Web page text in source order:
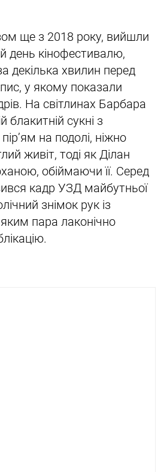
ще з 2018 року, вийшли
день кінофестивалю,
декілька хвилин перед
у якому показали
На світлинах Барбара
блакитній сукні з
на подолі, ніжно
живіт, тоді як Ділан
обіймаючи її. Серед
кадр УЗД майбутньої
знімок рук із
пара лаконічно